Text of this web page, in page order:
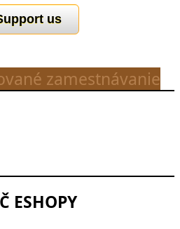
us
zamestnávanie
ESHOPY